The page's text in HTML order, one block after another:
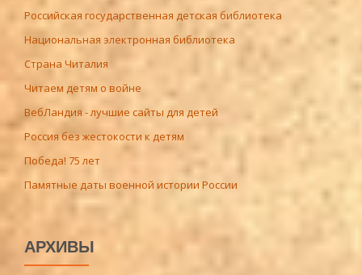
Российская государственная детская библиотека
Национальная электронная библиотека
Страна Читалия
Читаем детям о войне
ВебЛандия - лучшие сайты для детей
Россия без жестокости к детям
Победа! 75 лет
Памятные даты военной истории России
АРХИВЫ